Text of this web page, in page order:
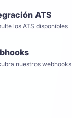
ATS
los ATS disponibles
nuestros webhooks